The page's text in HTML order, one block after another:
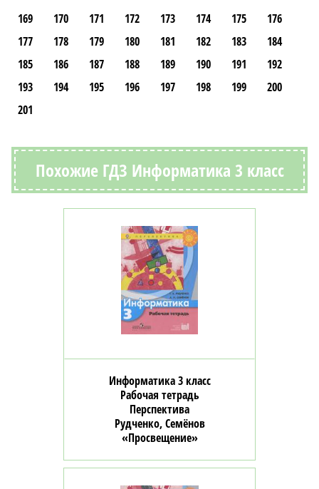
169
170 171 172 173 174 175
176
177
178 179 180 181 182 183
184
185
186 187 188 189 190 191
192
193
194 195 196 197 198 199
200
201
Похожие ГДЗ Информатика 3 класс
Информатика 3 класс
Рабочая тетрадь
Перспектива
Рудченко, Семёнов
«Просвещение»